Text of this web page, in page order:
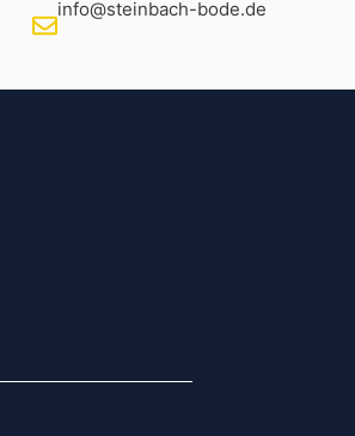
info@steinbach-bode.de